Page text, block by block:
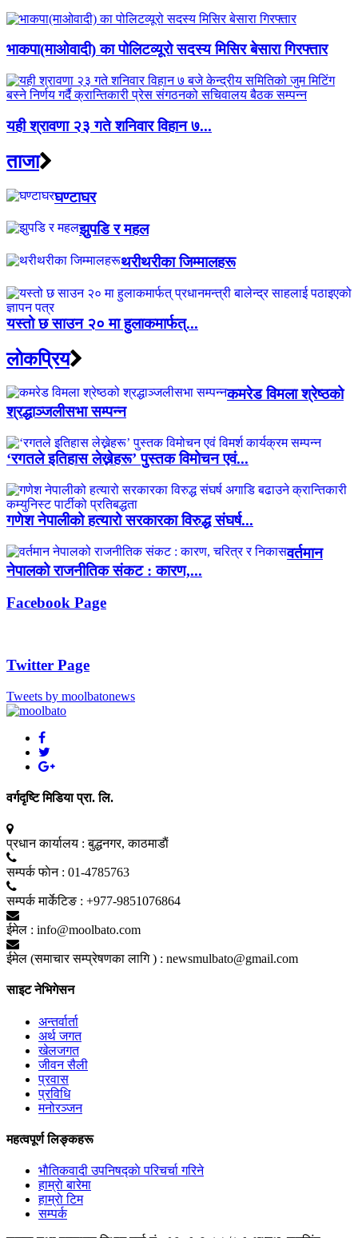
भाकपा(माओवादी) का पोलिटव्यूरो सदस्य मिसिर बेसारा गिरफ्तार
यही श्रावणा २३ गते शनिवार विहान ७...
ताजा
घण्टाघर
झुपडि र महल
थरीथरीका जिम्मालहरू
यस्तो छ साउन २० मा हुलाकमार्फत्...
लाेकप्रिय
कमरेड विमला श्रेष्ठको
श्रद्धाञ्जलीसभा सम्पन्न
‘रगतले इतिहास लेख्नेहरू’ पुस्तक विमोचन एवं...
गणेश नेपालीको हत्यारो सरकारका विरुद्ध संघर्ष...
वर्तमान
नेपालको राजनीतिक संकट : कारण,...
Facebook Page
Twitter Page
Tweets by moolbatonews
वर्गदृष्टि मिडिया प्रा. लि.
प्रधान कार्यालय : बुद्धनगर, काठमाडाैं
सम्पर्क फाेन : 01-4785763
सम्पर्क मार्केटिङ : +977-9851076864
ईमेल : info@moolbato.com
ईमेल (समाचार सम्प्रेषणका लागि ) : newsmulbato@gmail.com
साइट नेभिगेसन
अन्तर्वार्ता
अर्थ जगत
खेलजगत
जीवन सैली
प्रवास
प्रविधि
मनोरञ्जन
महत्वपूर्ण लिङ्कहरू
भाैतिकवादी उपनिषद्काे परिचर्चा गरिने
हाम्राे बारेमा
हाम्राे टिम
सम्पर्क